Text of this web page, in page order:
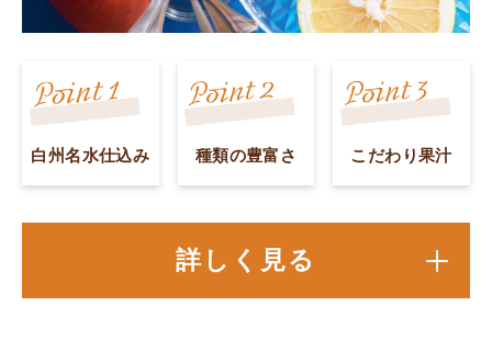
白州名水仕込み 種類の豊富さ こだわり果汁
詳しく見る